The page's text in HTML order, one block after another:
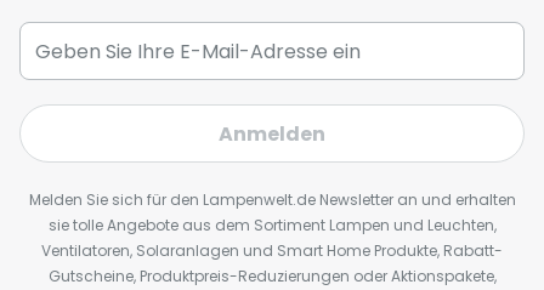
Anmelden
Melden Sie sich für den Lampenwelt.de Newsletter an und erhalten
sie tolle Angebote aus dem Sortiment Lampen und Leuchten,
Ventilatoren, Solaranlagen und Smart Home Produkte, Rabatt-
Gutscheine, Produktpreis-Reduzierungen oder Aktionspakete,